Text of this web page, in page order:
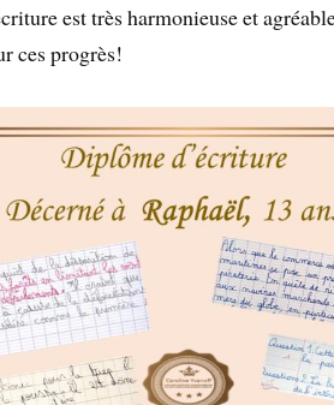
est très harmonieuse et
ces progrès!